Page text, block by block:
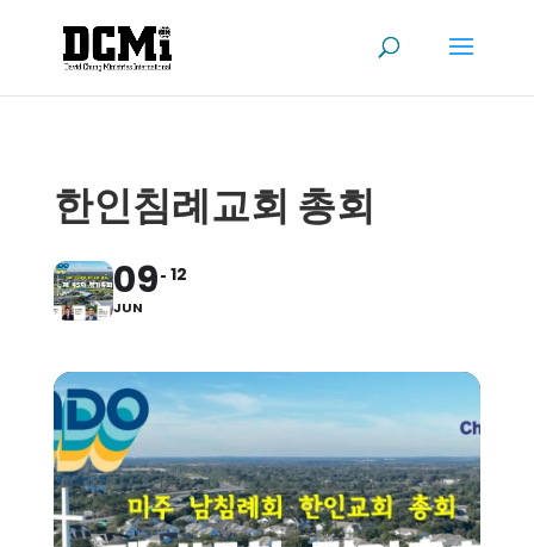
한인침례교회 총회
09
JUN
12